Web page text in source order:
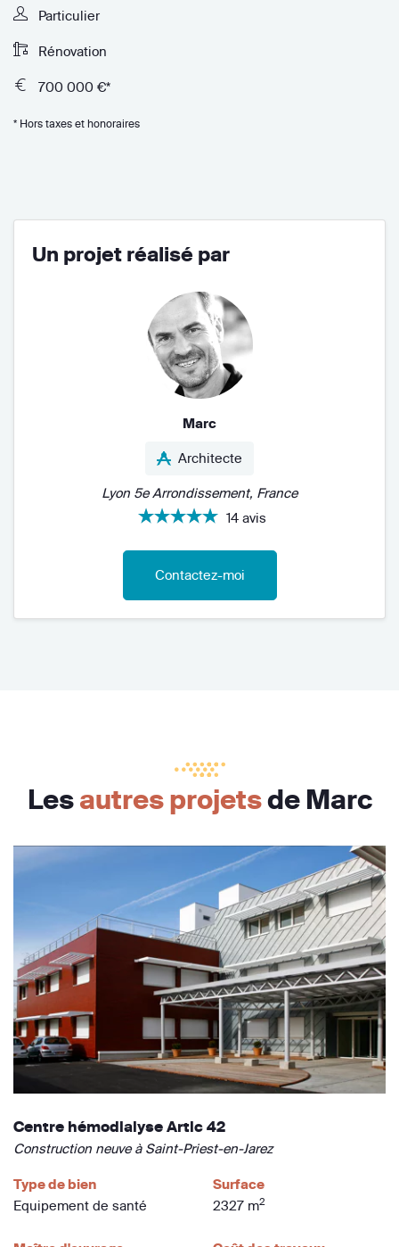
Particulier
Rénovation
700 000 €*
* Hors taxes et honoraires
Un projet réalisé par
Marc
Architecte
Lyon 5e Arrondissement, France
14 avis
Contactez-moi
Lesautres projetsde Marc
Centre hémodialyse Artic 42
Construction neuve à Saint-Priest-en-Jarez
Type de bien
Equipement de santé
Surface
2327 m2